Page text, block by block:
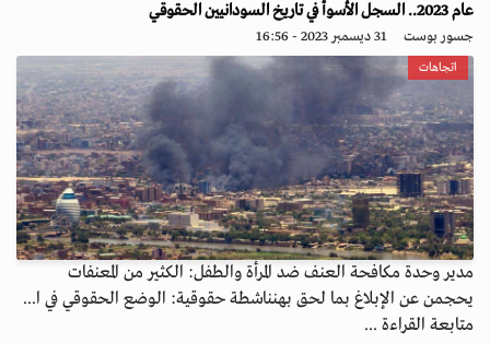
o
n
عام 2023.. السجل الأسوأ في تاريخ السودانيين الحقوقي
جسور بوست 31 ديسمبر 2023 - 16:56
اتجاهات
مدير وحدة مكافحة العنف ضد المرأة والطفل: الكثير من المعنفات
يحجمن عن الإبلاغ بما لحق بهنناشطة حقوقية: الوضع الحقوقي في ا...
متابعة القراءة ...